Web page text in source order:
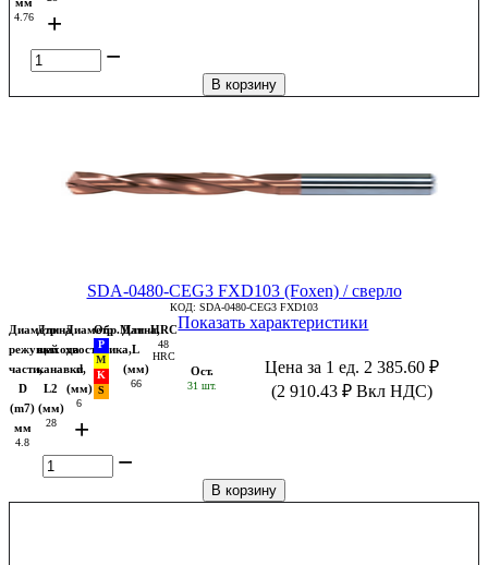
4.76
+
−
В корзину
SDA-0480-CEG3 FXD103 (Foxen) / сверло
КОД: SDA-0480-CEG3 FXD103
Диаметр
режущей
части,
D
(m7)
мм
4.8
Длина
выхода
канавки,
L2
(мм)
28
Диаметр
хвостовика,
d
(мм)
6
Обр.МатДлина,
L
(мм)
66
HRC
48
HRC
Показать характеристики
Ост.
31 шт.
Цена за 1 ед. 2 385.60 ₽
(2 910.43 ₽ Вкл НДС)
+
−
В корзину